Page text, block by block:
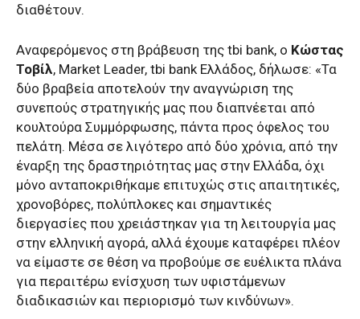
διαθέτουν.
Αναφερόμενος στη βράβευση της tbi bank, ο Κώστας
Τοβίλ, Market Leader, tbi bank Ελλάδος, δήλωσε: «Τα
δύο βραβεία αποτελούν την αναγνώριση της
συνεπούς στρατηγικής μας που διαπνέεται από
κουλτούρα Συμμόρφωσης, πάντα προς όφελος του
πελάτη. Μέσα σε λιγότερο από δύο χρόνια, από την
έναρξη της δραστηριότητας μας στην Ελλάδα, όχι
μόνο ανταποκριθήκαμε επιτυχώς στις απαιτητικές,
χρονοβόρες, πολύπλοκες και σημαντικές
διεργασίες που χρειάστηκαν για τη λειτουργία μας
στην ελληνική αγορά, αλλά έχουμε καταφέρει πλέον
να είμαστε σε θέση να προβούμε σε ευέλικτα πλάνα
για περαιτέρω ενίσχυση των υφιστάμενων
διαδικασιών και περιορισμό των κινδύνων».